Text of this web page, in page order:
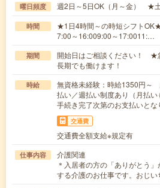
曜日頻度 週2日～5日OK（月～金） ★
時間
★1日4時間～の時短シフト
7:00～16:009:00～17:0011:…
期間
開始日はご相談ください！ ★
長期でも働けます！
時給
無資格未経験：時給1350円
払い／週払い制度あり（月払
手続き完了次第のお支払いとな
交通費
交通費全額支給※規定有
仕事内容
介護関連
＊入居者の方の「ありがとう
する介護のお仕事です。おじ